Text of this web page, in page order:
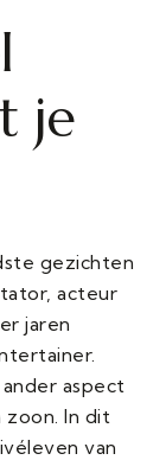
je
gezichten
acteur
jaren
aspect
In dit
van